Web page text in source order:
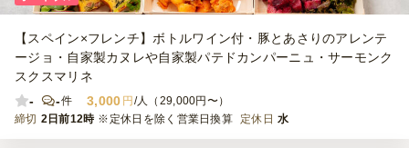
【スペイン×フレンチ】ボトルワイン付・豚とあさりのアレンテ
ージョ・自家製カヌレや自家製パテドカンパーニュ・サーモンク
スクスマリネ
-
-件 3,000 円 /人（29,000円〜）
締切 2日前12時 ※定休日を除く営業日換算 定休日 水